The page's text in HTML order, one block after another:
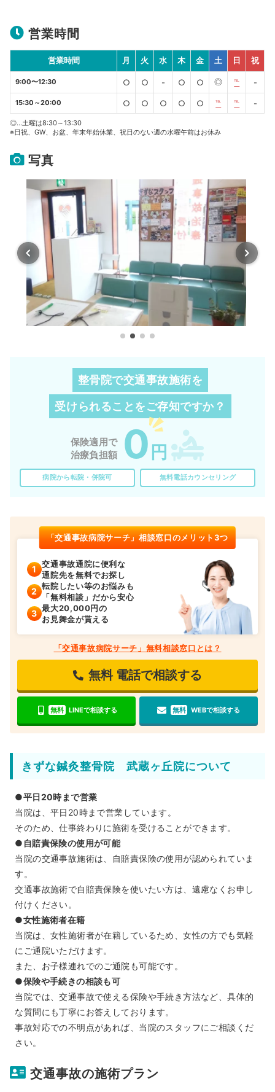
営業時間
営業時間 月 火 水 木 金 土 日 祝
9:00〜12:30 ○ ○ - ○ ○ ◎ ℡ -
15:30～20:00 ○ ○ ○ ○ ○ ℡ ℡ -
◎…土曜は8:30～13:30
※日祝、GW、お盆、年末年始休業、祝日のない週の水曜午前はお休み
写真
整骨院で交通事故施術を
受けられることをご存知ですか？
保険適用で
治療負担額
0 円
病院から転院・併院可 無料電話カウンセリング
「交通事故病院サーチ」相談窓口のメリット3つ
交通事故通院に便利な
通院先を無料でお探し
転院したい等のお悩みも
「無料相談」だから安心
最大20,000円の
お見舞金が貰える
「交通事故病院サーチ」無料相談窓口とは？
無料 電話で相談する
無料 LINEで相談する 無料 WEBで相談する
きずな鍼灸整骨院 武蔵ヶ丘院について
●平日20時まで営業
当院は、平日20時まで営業しています。
そのため、仕事終わりに施術を受けることができます。
●自賠責保険の使用が可能
当院の交通事故施術は、自賠責保険の使用が認められていま
す。
交通事故施術で自賠責保険を使いたい方は、遠慮なくお申し
付けください。
●女性施術者在籍
当院は、女性施術者が在籍しているため、女性の方でも気軽
にご通院いただけます。
また、お子様連れでのご通院も可能です。
●保険や手続きの相談も可
当院では、交通事故で使える保険や手続き方法など、具体的
な質問にも丁寧にお答えしております。
事故対応での不明点があれば、当院のスタッフにご相談くだ
さい。
交通事故の施術プラン